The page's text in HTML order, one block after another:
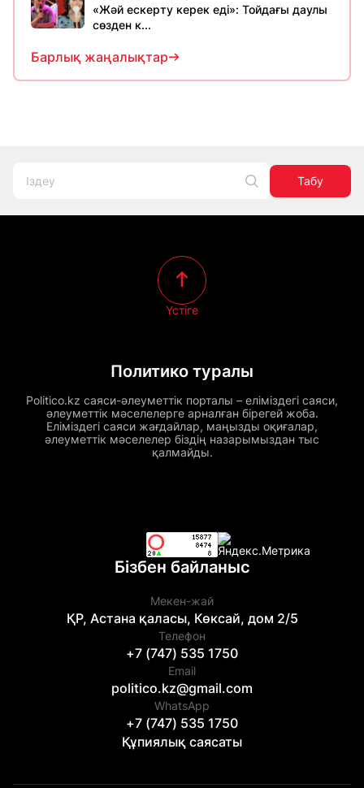
«Жәй ескерту керек еді»: Тойдағы даулы
сөзден к...
Барлық жаңалықтар
Табу
Политико туралы
Politico.kz саяси-әлеуметтік порталы – еліміздегі саяси,
әлеуметтік мәселелерге арналған бірегей жоба.
Еліміздегі саяси жағдайлар, маңызды оқиғалар,
әлеуметтік мәселелер біздің назарымыздан тыс
қалмайды.
Үстіге
Бізбен байланыс
Мекен-жай
ҚР, Астана қаласы, Көксай, дом 2/5
Телефон
+7 (747) 535 1750
Email
politico.kz@gmail.com
WhatsApp
+7 (747) 535 1750
Құпиялық саясаты